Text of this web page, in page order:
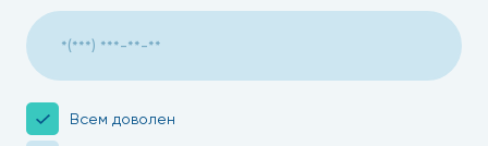
Всем доволен